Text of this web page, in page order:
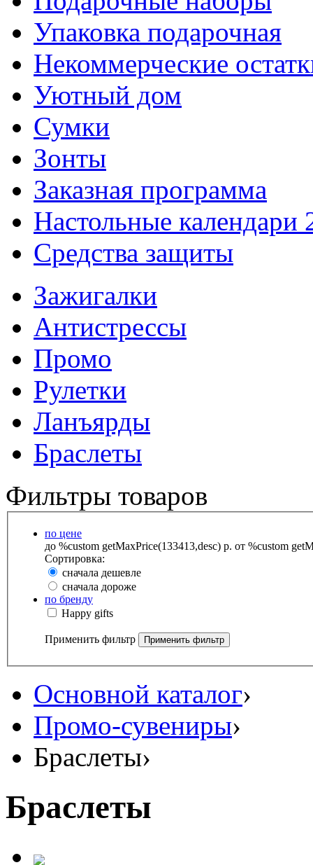
Упаковка подарочная
Некоммерческие
Уютный дом
Сумки
Зонты
Заказная программа
Настольные календари
Средства защиты
Зажигалки
Антистрессы
Промо
Рулетки
Ланъярды
Браслеты
Фильтры товаров
по цене
до %custom getMaxPrice(133413,desc) р. от %custom
Сортировка:
сначала дешевле
сначала дороже
по бренду
Happy gifts
Применить фильтр
Основной каталог›
Промо-сувениры›
Браслеты›
Браслеты